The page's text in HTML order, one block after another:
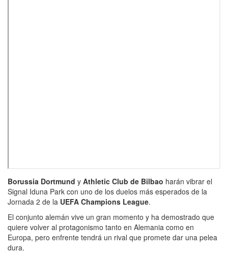
Borussia Dortmund y Athletic Club de Bilbao harán vibrar el
Signal Iduna Park con uno de los duelos más esperados de la
Jornada 2 de la UEFA Champions League.
El conjunto alemán vive un gran momento y ha demostrado que
quiere volver al protagonismo tanto en Alemania como en
Europa, pero enfrente tendrá un rival que promete dar una pelea
dura.